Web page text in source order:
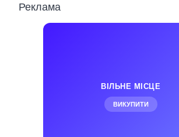
Реклама
ВІЛЬНЕ МІСЦЕ
ВИКУПИТИ